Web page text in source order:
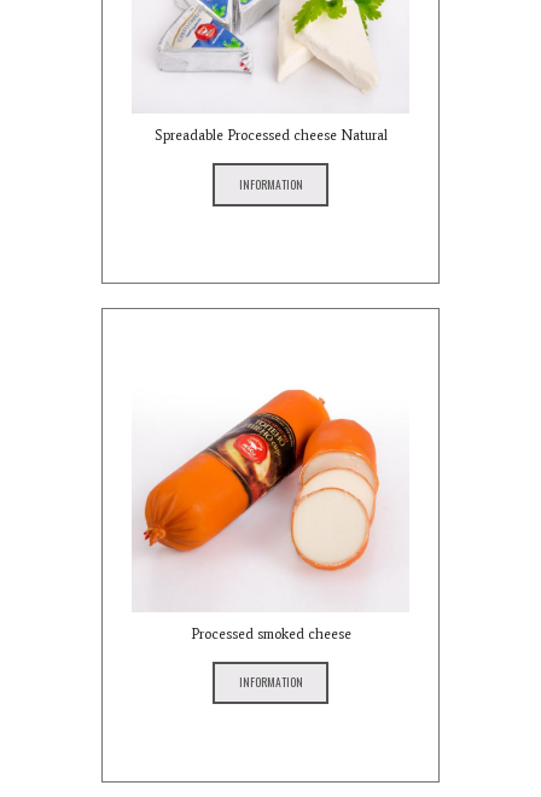
Spreadable Processed cheese Natural
INFORMATION
Processed smoked cheese
INFORMATION